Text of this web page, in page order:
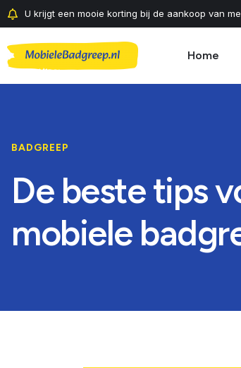
U krijgt een mooie korting bij de aankoop van
Home
BADGREEP
De beste tips
mobiele